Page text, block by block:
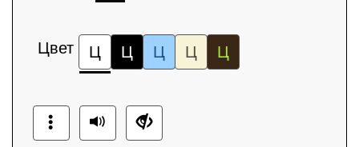
Цвет Ц Ц Ц Ц Ц